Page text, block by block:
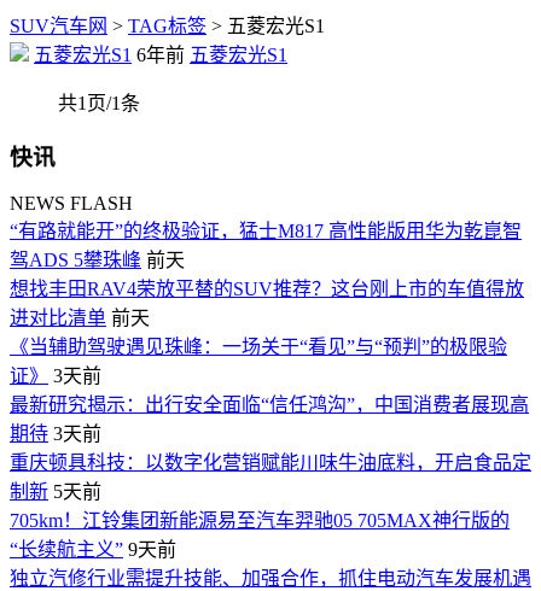
SUV汽车网 > TAG标签 > 五菱宏光S1
五菱宏光S1 6年前 五菱宏光S1
共1页/1条
快讯
NEWS FLASH
“有路就能开”的终极验证，猛士M817 高性能版用华为乾崑智
驾ADS 5攀珠峰 前天
想找丰田RAV4荣放平替的SUV推荐？这台刚上市的车值得放
进对比清单 前天
《当辅助驾驶遇见珠峰：一场关于“看见”与“预判”的极限验
证》
3天前
最新研究揭示：出行安全面临“信任鸿沟”，中国消费者展现高
期待 3天前
重庆顿具科技：以数字化营销赋能川味牛油底料，开启食品定
制新 5天前
705km！江铃集团新能源易至汽车羿驰05 705MAX神行版的
“长续航主义” 9天前
独立汽修行业需提升技能、加强合作，抓住电动汽车发展机遇